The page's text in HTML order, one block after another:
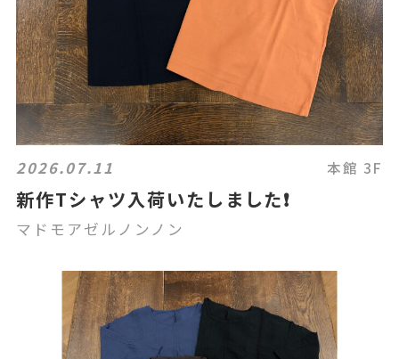
2026.07.11 本館 3F
新作Tシャツ入荷いたしました❗️
マドモアゼルノンノン